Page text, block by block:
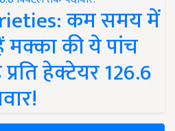
कम समय में
मक्का की ये पांच
हेक्टेयर 126.6